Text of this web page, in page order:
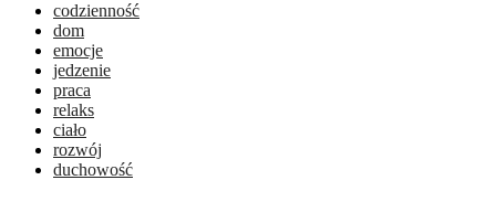
codzienność
dom
emocje
jedzenie
praca
relaks
ciało
rozwój
duchowość